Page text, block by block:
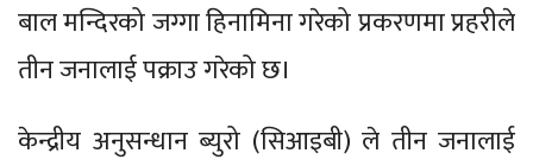
बाल मन्दिरको जग्गा हिनामिना गरेको प्रकरणमा प्रहरीले
तीन जनालाई पक्राउ गरेको छ।
केन्द्रीय अनुसन्धान ब्युरो (सिआइबी) ले तीन जनालाई